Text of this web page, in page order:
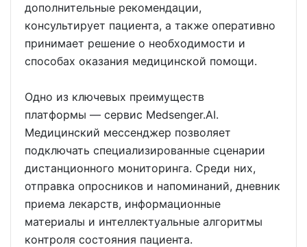
дополнительные рекомендации,
консультирует пациента, а также оперативно
принимает решение о необходимости и
способах оказания медицинской помощи.
Одно из ключевых преимуществ
платформы — сервис Medsenger.AI.
Медицинский мессенджер позволяет
подключать специализированные сценарии
дистанционного мониторинга. Среди них,
отправка опросников и напоминаний, дневник
приема лекарств, информационные
материалы и интеллектуальные алгоритмы
контроля состояния пациента.